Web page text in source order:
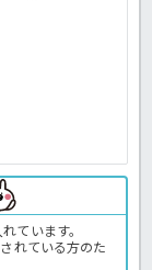
ています。
れている方のた